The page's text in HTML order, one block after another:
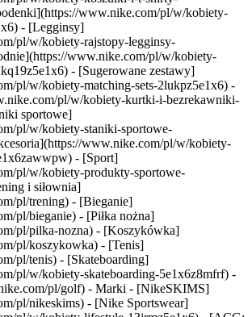
www.nike.com/pl/w/kobiety-
- [Legginsy]
pl/w/kobiety-rajstopy-legginsy-
www.nike.com/pl/w/kobiety-
- [Sugerowane zestawy]
pl/w/kobiety-matching-sets-2lukpz5e1x6) -
pl/w/kobiety-kurtki-i-bezrekawniki-
sportowe]
pl/w/kobiety-staniki-sportowe-
www.nike.com/pl/w/kobiety-
- [Sport]
pl/w/kobiety-produkty-sportowe-
i siłownia]
pl/trening) - [Bieganie]
pl/bieganie) - [Piłka nożna]
pl/pilka-nozna) - [Koszykówka]
pl/koszykowka) - [Tenis]
pl/tenis) - [Skateboarding]
pl/w/kobiety-skateboarding-5e1x6z8mfrf) -
pl/golf) - Marki - [NikeSKIMS]
pl/nikeskims) - [Nike Sportswear]